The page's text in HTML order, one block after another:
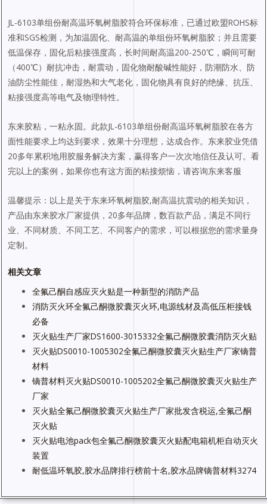
JL-6103单组份耐高温环氧树脂胶符合环保标准，已通过欧盟ROHS标
准和SGS检测，为加温固化、耐高温的单组份环氧树脂胶；并且需要
低温保存，固化后粘接强度高，长时间耐高温200-250℃，瞬间可耐
（400℃）耐抗冲击，耐震动，固化物耐酸碱性能好，防潮防水、防
油防尘性能佳，耐湿热和大气老化，固化物具有良好的绝缘、抗压、
粘接强度高等电气及物理特性。
东来胶粘，一粘永固。此款JL-6103单组份耐高温环氧树脂胶在各方
面性能要求上均达到要求，效果十分理想，达成合作。东来胶业凭借
20多年累积地用胶服务解决方案，赢得客户一次次地信任及认可。看
完以上的案例，如果你也有这方面的粘接烦恼，请咨询东来客服
温馨提示：以上是关于东来环氧树脂胶,耐高温抗震动的相关知识，
产品由东来胶水厂家提供，20多年品牌，数百款产品，满足不同行
业、不同材质、不同工艺、不同客户的需求，可以根据您的需求量身
定制。
相关文章
全氟己酮自感应灭火贴是一种新型的消防产品
消防灭火环全氟己酮微胶囊灭火环,电源线材及高低压柜接钱
必备
灭火贴生产厂家DS1600-3015332全氟己酮微胶囊消防灭火贴
灭火贴DS0010-1005302全氟己酮微胶囊灭火贴生产厂家镝普
材料
镝普材料灭火贴DS0010-1005202全氟己酮微胶囊灭火贴生产
厂家
灭火贴全氟己酮微胶囊灭火贴生产厂家批发含税运,全氟己酮
灭火贴
灭火贴电池pack包全氟己酮微胶囊灭火贴配电箱机柜自动灭火
装置
耐低温环氧胶,胶水品牌排行榜前十名,胶水品牌镝普材料3274